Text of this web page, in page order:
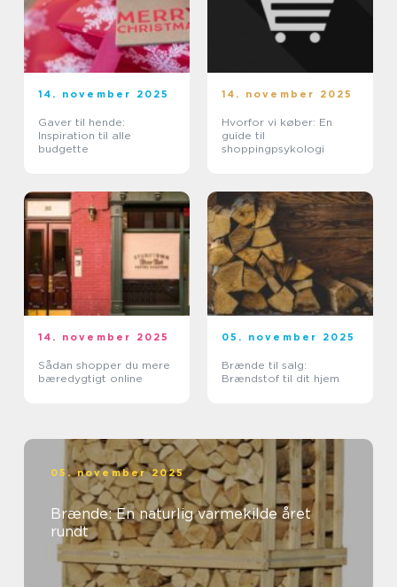
14. november 2025
Gaver til hende:
Inspiration til alle
budgette
14. november 2025
Hvorfor vi køber: En
guide til
shoppingpsykologi
14. november 2025
Sådan shopper du mere
bæredygtigt online
05. november 2025
Brænde til salg:
Brændstof til dit hjem
05. november 2025
Brænde: En naturlig varmekilde året
rundt